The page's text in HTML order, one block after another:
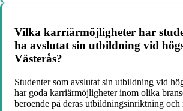
Vilka karriärmöjligheter har
ha avslutat sin utbildning vid
Västerås?
Studenter som avslutat sin utbildning vid
har goda karriärmöjligheter inom olika
beroende på deras utbildningsinriktning och